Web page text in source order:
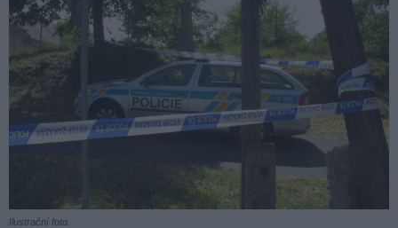
Ilustrační foto.